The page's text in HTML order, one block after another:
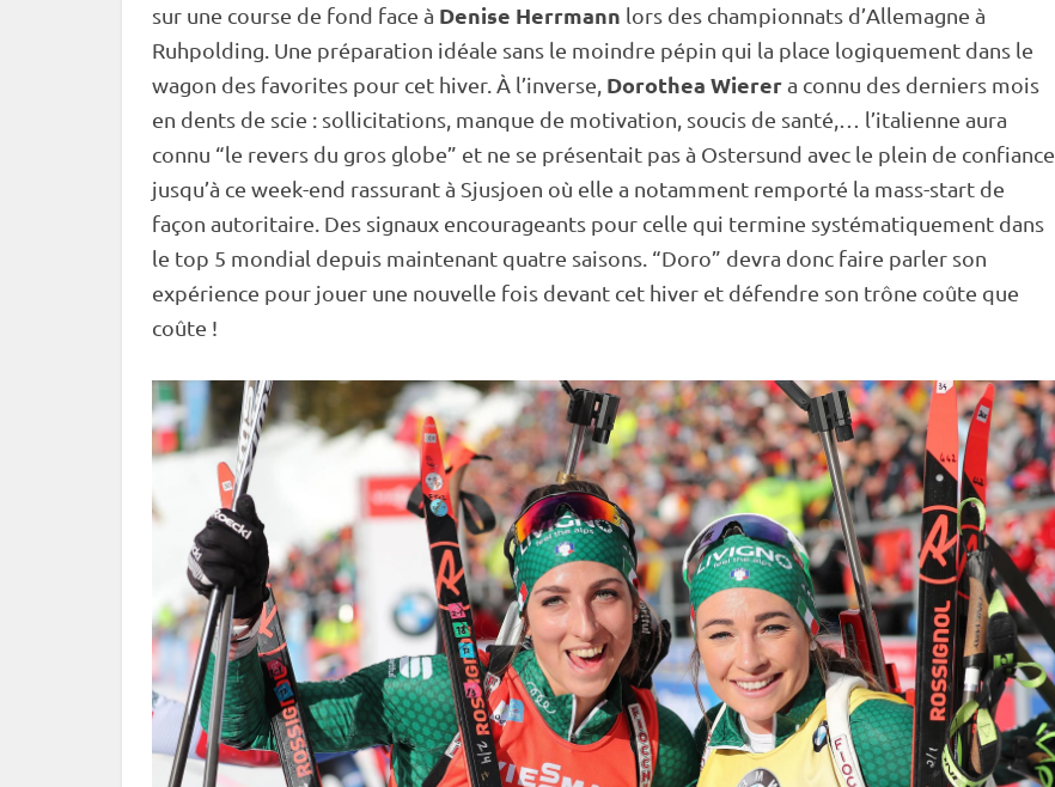
sur une course de fond face à Denise Herrmann lors des championnats d’Allemagne à
Ruhpolding . Une préparation idéale sans le moindre pépin qui la place logiquement dans le
wagon des favorites pour cet hiver. À l’inverse, Dorothea Wierera connu des derniers mois
en dents de scie : sollicitations, manque de motivation, soucis de santé,… l’italienne aura
connu “le revers du gros globe” et ne se présentait pas à Ostersund avec le plein de confiance
jusqu’à ce week-end rassurant à Sjusjoen où elle a notamment remporté la mass-start de
façon autoritaire. Des signaux encourageants pour celle qui termine systématiquement dans
le top 5 mondial depuis maintenant quatre saisons. “Doro” devra donc faire parler son
expérience pour jouer une nouvelle fois devant cet hiver et défendre son trône coûte que
coûte !